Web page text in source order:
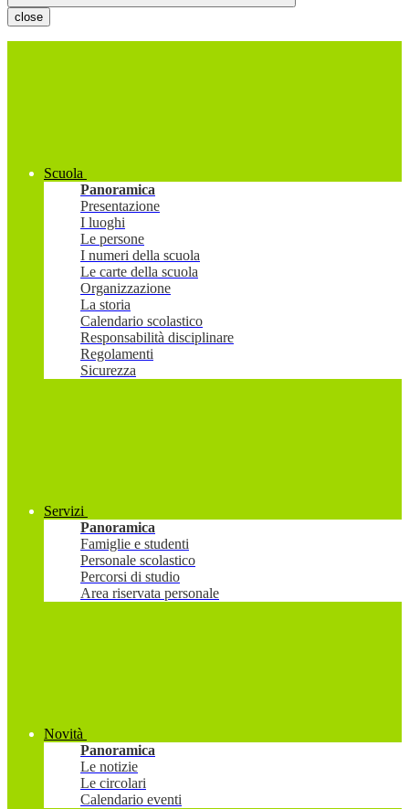
close
Scuola
Panoramica
Presentazione
I luoghi
Le persone
I numeri della scuola
Le carte della scuola
Organizzazione
La storia
Calendario scolastico
Responsabilità disciplinare
Regolamenti
Sicurezza
Servizi
Panoramica
Famiglie e studenti
Personale scolastico
Percorsi di studio
Area riservata personale
Novità
Panoramica
Le notizie
Le circolari
Calendario eventi